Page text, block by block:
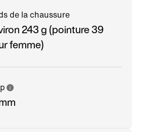
de la chaussure
243 g (pointure 39
femme)